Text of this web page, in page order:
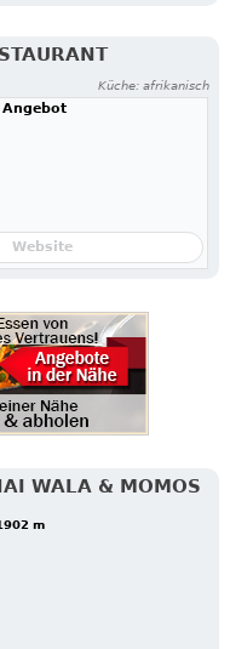
Küche: afrikanisch
Website
WALA & MOMOS
m